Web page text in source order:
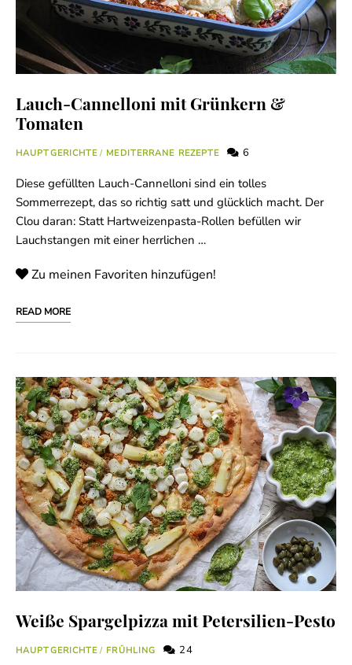
Lauch-Cannelloni mit Grünkern &
Tomaten
HAUPTGERICHTE / MEDITERRANE REZEPTE 6
Diese gefüllten Lauch-Cannelloni sind ein tolles
Sommerrezept, das so richtig satt und glücklich macht. Der
Clou daran: Statt Hartweizenpasta-Rollen befüllen wir
Lauchstangen mit einer herrlichen …
Zu meinen Favoriten hinzufügen!
READ MORE
Weiße Spargelpizza mit Petersilien-Pesto
HAUPTGERICHTE / FRÜHLING 24